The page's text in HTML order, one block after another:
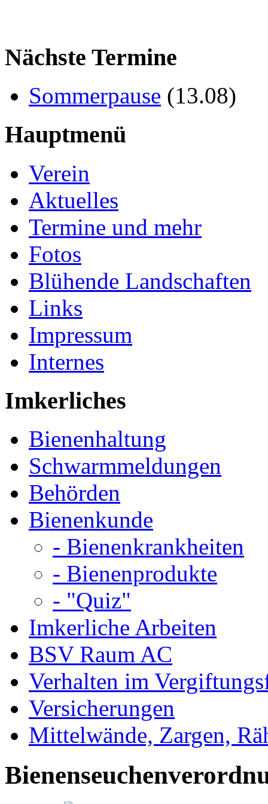
Nächste Termine
Sommerpause (13.08)
Hauptmenü
Verein
Aktuelles
Termine und mehr
Fotos
Blühende Landschaften
Links
Impressum
Internes
Imkerliches
Bienenhaltung
Schwarmmeldungen
Behörden
Bienenkunde
- Bienenkrankheiten
- Bienenprodukte
- "Quiz"
Imkerliche Arbeiten
BSV Raum AC
Verhalten im
Versicherungen
Mittelwände, Zargen,